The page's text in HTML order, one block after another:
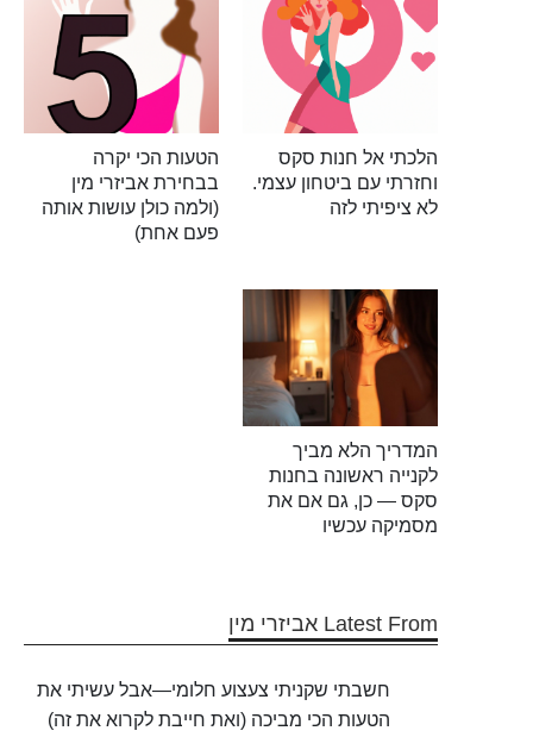
הלכתי אל חנות סקס
וחזרתי עם ביטחון עצמי.
לא ציפיתי לזה
הטעות הכי יקרה
בבחירת אביזרי מין
(ולמה כולן עושות אותה
פעם אחת)
המדריך הלא מביך
לקנייה ראשונה בחנות
סקס — כן, גם אם את
מסמיקה עכשיו
Latest From אביזרי מין
חשבתי שקניתי צעצוע חלומי—אבל עשיתי את
הטעות הכי מביכה (ואת חייבת לקרוא את זה)